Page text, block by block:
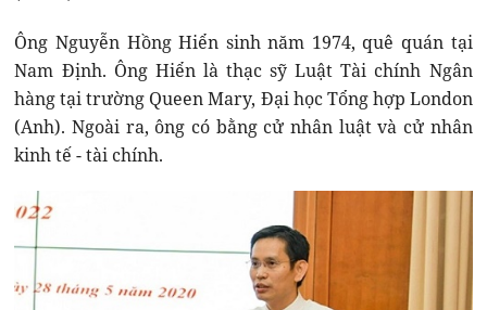
Ông Nguyễn Hồng Hiển sinh năm 1974, quê quán tại
Nam Định. Ông Hiển là thạc sỹ Luật Tài chính Ngân
hàng tại trường Queen Mary, Đại học Tổng hợp London
(Anh). Ngoài ra, ông có bằng cử nhân luật và cử nhân
kinh tế - tài chính.